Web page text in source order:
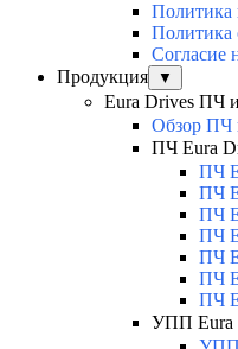
Политика
Политика
Согласие
Продукция
▼
Eura Drives ПЧ
Обзор ПЧ
ПЧ Eura
ПЧ
ПЧ
ПЧ
ПЧ
ПЧ
ПЧ
ПЧ
УПП Eura